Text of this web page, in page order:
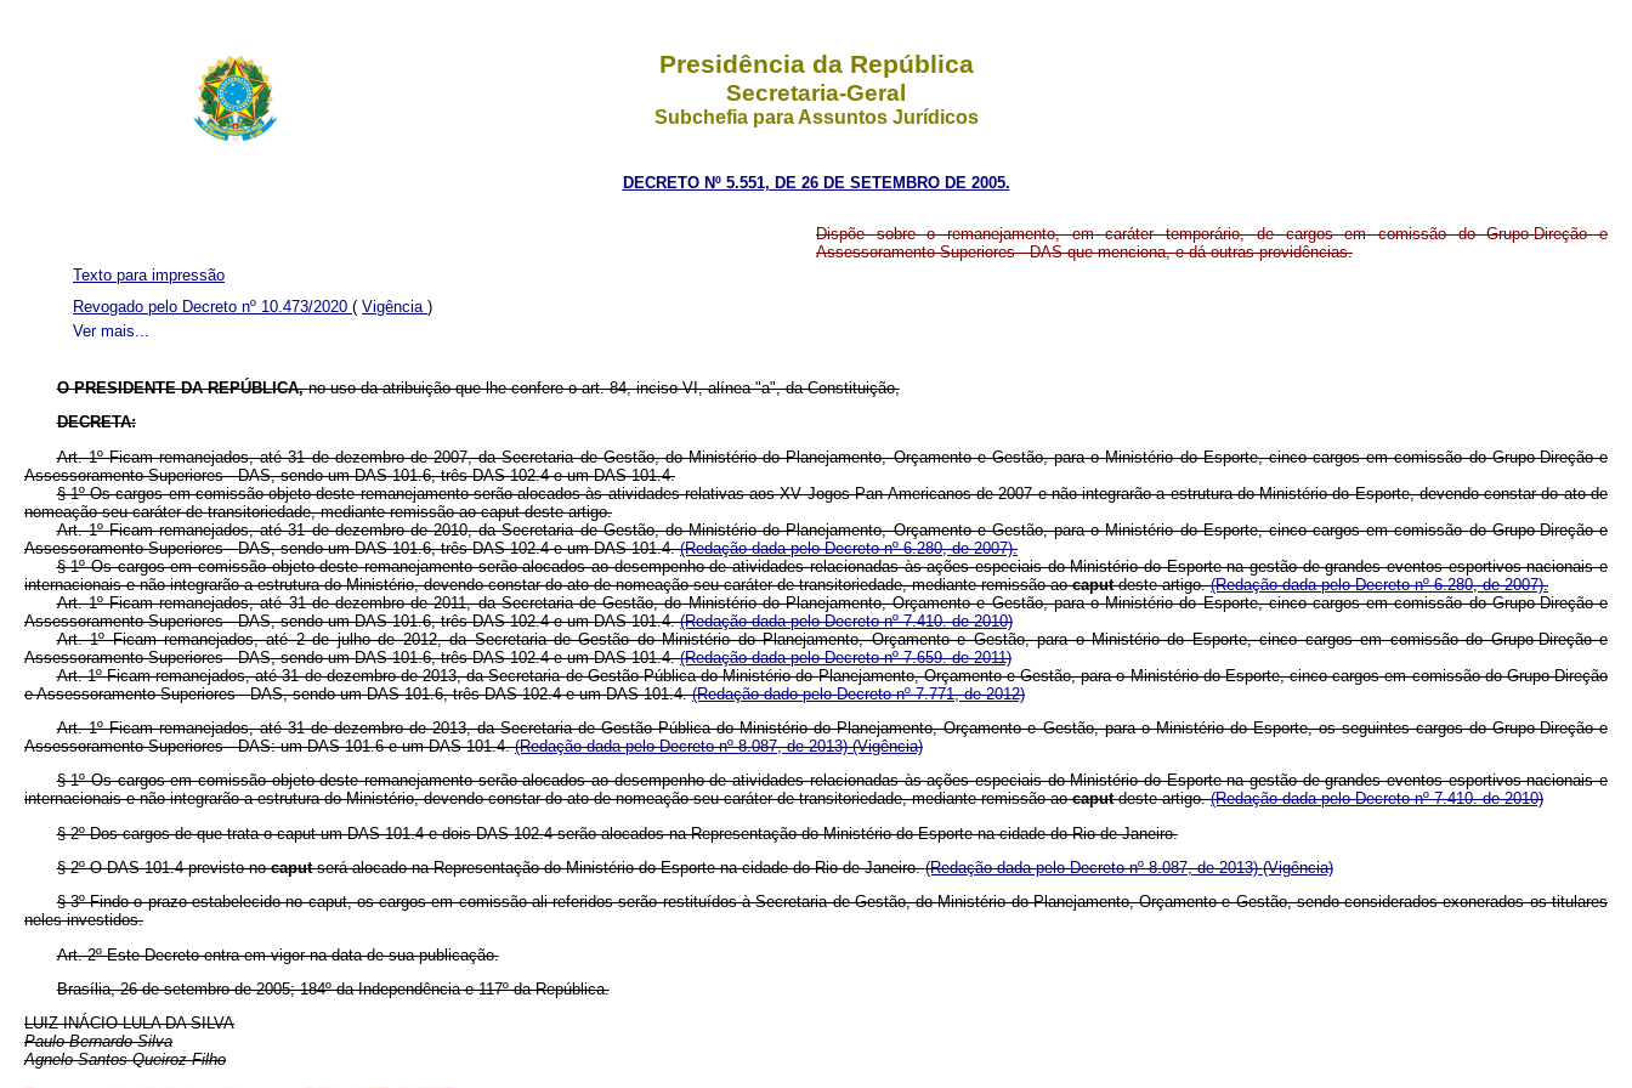
Presidência da República
Secretaria-Geral
Subchefia para Assuntos Jurídicos
DECRETO Nº 5.551, DE 26 DE SETEMBRO DE 2005.
Dispõe sobre o remanejamento, em caráter temporário, de cargos em comissão do Grupo-Direção e
Assessoramento Superiores - DAS que menciona, e dá outras providências.
Ver mais...
Texto para impressão
Revogado pelo Decreto nº 10.473/2020 ( Vigência )
O PRESIDENTE DA REPÚBLICA,no uso da atribuição que lhe confere o art. 84, inciso VI, alínea "a", da Constituição,
DECRETA:
Art. 1º Ficam remanejados, até 31 de dezembro de 2007, da Secretaria de Gestão, do Ministério do Planejamento, Orçamento e Gestão, para o Ministério do Esporte, cinco cargos em comissão do Grupo-Direção e
Assessoramento Superiores - DAS, sendo um DAS 101.6, três DAS 102.4 e um DAS 101.4.
§ 1º Os cargos em comissão objeto deste remanejamento serão alocados às atividades relativas aos XV Jogos Pan-Americanos de 2007 e não integrarão a estrutura do Ministério do Esporte, devendo constar do ato de
nomeação seu caráter de transitoriedade, mediante remissão ao caput deste artigo.
Art. 1º Ficam remanejados, até 31 de dezembro de 2010, da Secretaria de Gestão, do Ministério do Planejamento, Orçamento e Gestão, para o Ministério do Esporte, cinco cargos em comissão do Grupo-Direção e
Assessoramento Superiores - DAS, sendo um DAS 101.6, três DAS 102.4 e um DAS 101.4.(Redação dada pelo Decreto nº 6.280, de 2007).
§ 1º Os cargos em comissão objeto deste remanejamento serão alocados ao desempenho de atividades relacionadas às ações especiais do Ministério do Esporte na gestão de grandes eventos esportivos nacionais e
internacionais e não integrarão a estrutura do Ministério, devendo constar do ato de nomeação seu caráter de transitoriedade, mediante remissão aocaputdeste artigo.(Redação dada pelo Decreto nº 6.280, de 2007).
Art. 1º Ficam remanejados, até 31 de dezembro de 2011, da Secretaria de Gestão, do Ministério do Planejamento, Orçamento e Gestão, para o Ministério do Esporte, cinco cargos em comissão do Grupo-Direção e
Assessoramento Superiores - DAS, sendo um DAS 101.6, três DAS 102.4 e um DAS 101.4.(Redação dada pelo Decreto nº 7.410. de 2010)
Art. 1ºFicam remanejados, até 2 de julho de 2012, da Secretaria de Gestão do Ministério do Planejamento, Orçamento e Gestão, para o Ministério do Esporte, cinco cargos em comissão do Grupo-Direção e
Assessoramento Superiores - DAS, sendo um DAS 101.6, três DAS 102.4 e um DAS 101.4.(Redação dada pelo Decreto nº 7.659. de 2011)
Art. 1º Ficam remanejados, até 31 de dezembro de 2013, da Secretaria de Gestão Pública do Ministério do Planejamento, Orçamento e Gestão, para o Ministério do Esporte, cinco cargos em comissão do Grupo-Direção
e Assessoramento Superiores - DAS, sendo um DAS 101.6, três DAS 102.4 e um DAS 101.4.(Redação dado pelo Decreto nº 7.771, de 2012)
Art. 1º Ficam remanejados, até 31 de dezembro de 2013, da Secretaria de Gestão Pública do Ministério do Planejamento, Orçamento e Gestão, para o Ministério do Esporte, os seguintes cargos do Grupo-Direção e
Assessoramento Superiores - DAS: um DAS 101.6 e um DAS 101.4.(Redação dada pelo Decreto nº 8.087, de 2013)(Vigência)
§ 1º Os cargos em comissão objeto deste remanejamento serão alocados ao desempenho de atividades relacionadas às ações especiais do Ministério do Esporte na gestão de grandes eventos esportivos nacionais e
internacionais e não integrarão a estrutura do Ministério, devendo constar do ato de nomeação seu caráter de transitoriedade, mediante remissão aocaputdeste artigo.(Redação dada pelo Decreto nº 7.410. de 2010)
§ 2º Dos cargos de que trata o caput um DAS 101.4 e dois DAS 102.4 serão alocados na Representação do Ministério do Esporte na cidade do Rio de Janeiro.
§ 2º O DAS 101.4 previsto nocaputserá alocado na Representação do Ministério do Esporte na cidade do Rio de Janeiro.(Redação dada pelo Decreto nº 8.087, de 2013)(Vigência)
§ 3º Findo o prazo estabelecido no caput, os cargos em comissão ali referidos serão restituídos à Secretaria de Gestão, do Ministério do Planejamento, Orçamento e Gestão, sendo considerados exonerados os titulares
neles investidos.
Art. 2º Este Decreto entra em vigor na data de sua publicação.
Brasília, 26 de setembro de 2005; 184º da Independência e 117º da República.
LUIZ INÁCIO LULA DA SILVA
Paulo Bernardo Silva
Agnelo Santos Queiroz Filho